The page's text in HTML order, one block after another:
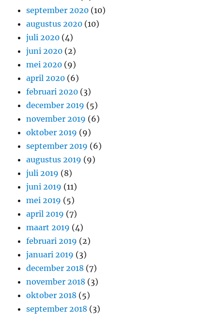
september 2020 (10)
augustus 2020 (10)
juli 2020 (4)
juni 2020 (2)
mei 2020 (9)
april 2020 (6)
februari 2020 (3)
december 2019 (5)
november 2019 (6)
oktober 2019 (9)
september 2019 (6)
augustus 2019 (9)
juli 2019 (8)
juni 2019 (11)
mei 2019 (5)
april 2019 (7)
maart 2019 (4)
februari 2019 (2)
januari 2019 (3)
december 2018 (7)
november 2018 (3)
oktober 2018 (5)
september 2018 (3)